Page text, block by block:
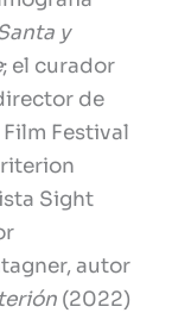
y
; el curador
de
Festival
Sight
autor
(2022)